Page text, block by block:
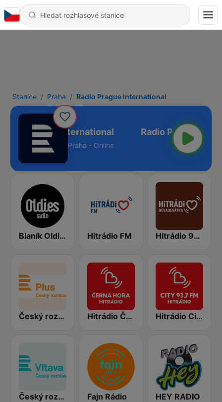
Stanice Praha Radio Prague International
Prague International
Praha - Online
Blaník Oldies Hitrádio FM Hitrádio 90tka
Český rozhlas Plus Hitrádio Černá Hora Hitrádio City 93.7 FM
Český rozhlas Vltava Fajn Rádio HEY RADIO